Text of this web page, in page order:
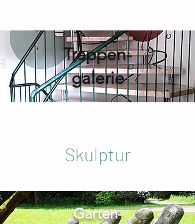
Treppen-
galerie
Skulptur
Garten-